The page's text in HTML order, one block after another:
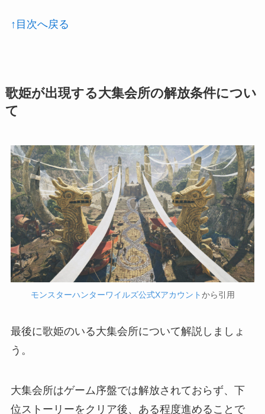
↑目次へ戻る
歌姫が出現する大集会所の解放条件につい
て
モンスターハンターワイルズ公式Xアカウントから引用
最後に歌姫のいる大集会所について解説しましょ
う。
大集会所はゲーム序盤では解放されておらず、下
位ストーリーをクリア後、ある程度進めることで